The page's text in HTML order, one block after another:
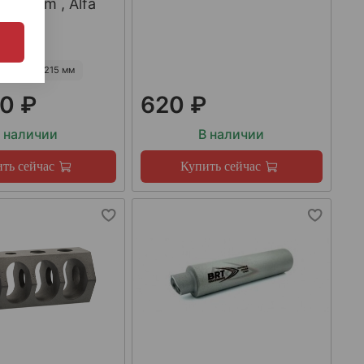
, Alfa
215 мм
₽
наличии
сейчас
620 ₽
В наличии
Купить сейчас